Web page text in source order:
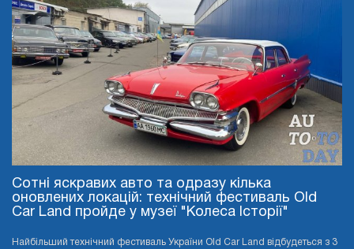
Сотні яскравих авто та одразу кілька
оновлених локацій: технічний фестиваль Old
Car Land пройде у музеї "Колеса Історії"
Найбільший технічний фестиваль України Old Car Land відбудеться з 3